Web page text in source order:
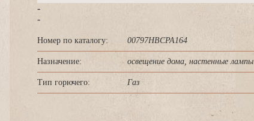
-
-
Номер по каталогу: 00797HBCPA164
Назначение: освещение дома, настенные лампы
Тип горючего: Газ